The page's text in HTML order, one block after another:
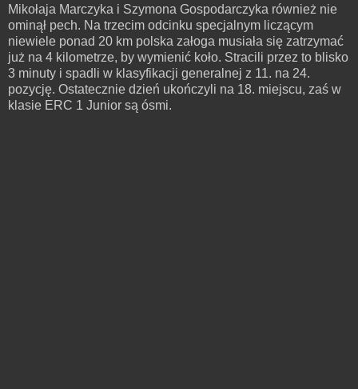
Mikołaja Marczyka i Szymona Gospodarczyka również nie
ominął pech. Na trzecim odcinku specjalnym liczącym
niewiele ponad 20 km polska załoga musiała się zatrzymać
już na 4 kilometrze, by wymienić koło. Stracili przez to blisko
3 minuty i spadli w klasyfikacji generalnej z 11. na 24.
pozycję. Ostatecznie dzień ukończyli na 18. miejscu, zaś w
klasie ERC 1 Junior są ósmi.